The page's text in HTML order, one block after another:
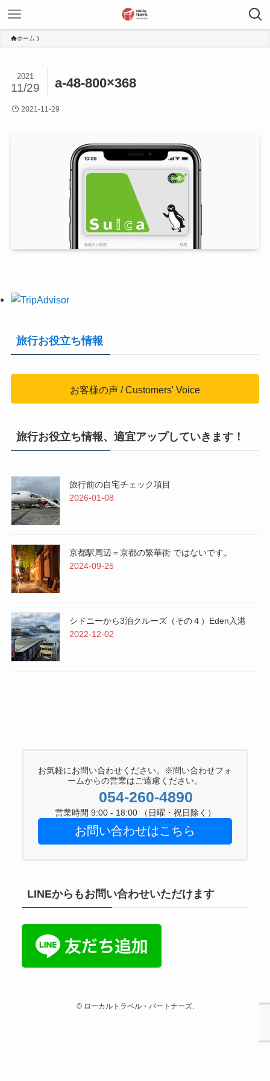
ホーム
a-48-800×368
2021
11/29
2021-11-29
旅行お役立ち情報
お客様の声 / Customers' Voice
旅行お役立ち情報、適宜アップしていきます！
旅行前の自宅チェック項目
2026-01-08
京都駅周辺＝京都の繁華街 ではないです。
2024-09-25
シドニーから3泊クルーズ（その４）Eden入港
2022-12-02
お気軽にお問い合わせください。※問い合わせフォ
ームからの営業はご遠慮ください。
054-260-4890
営業時間 9:00 - 18:00 （日曜・祝日除く）
お問い合わせはこちら
LINEからもお問い合わせいただけます
©ローカルトラベル・パートナーズ.